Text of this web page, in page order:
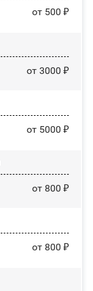
от 500 ₽
от 3000 ₽
от 5000 ₽
от 800 ₽
от 800 ₽